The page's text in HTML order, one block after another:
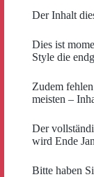
Der Inhalt
Dies ist
Style die
Zudem
meisten –
Der
wird Ende
Bitte haben